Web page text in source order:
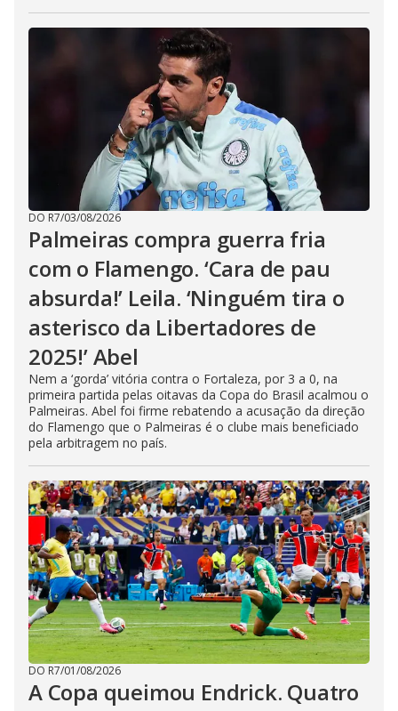
DO R7/03/08/2026
Palmeiras compra guerra fria
com o Flamengo. ‘Cara de pau
absurda!’ Leila. ‘Ninguém tira o
asterisco da Libertadores de
2025!’ Abel
Nem a ‘gorda’ vitória contra o Fortaleza, por 3 a 0, na
primeira partida pelas oitavas da Copa do Brasil acalmou o
Palmeiras. Abel foi firme rebatendo a acusação da direção
do Flamengo que o Palmeiras é o clube mais beneficiado
pela arbitragem no país.
DO R7/01/08/2026
A Copa queimou Endrick. Quatro